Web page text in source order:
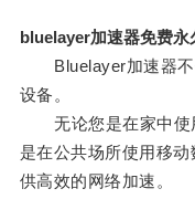
bluelayer加速器免费永
Bluelayer加速器不
设备。
无论您是在家中使
是在公共场所使用移
供高效的网络加速。